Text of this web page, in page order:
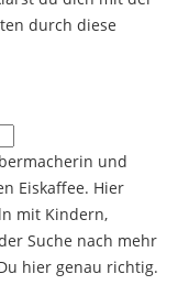
durch diese
und
Eiskaffee. Hier
mit Kindern,
Suche nach mehr
hier genau richtig.